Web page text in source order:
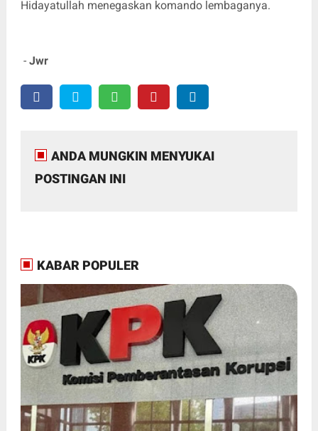
Hidayatullah menegaskan komando lembaganya.
- Jwr
ANDA MUNGKIN MENYUKAI
POSTINGAN INI
KABAR POPULER